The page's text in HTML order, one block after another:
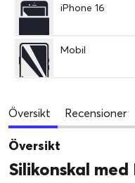
iPhone 16
Mobil
Översikt Recensioner
Översikt
Silikonskal